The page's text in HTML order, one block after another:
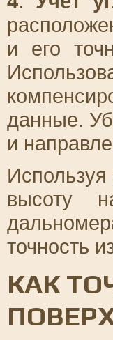
и его
данные.
и
высоту
точность
КАК